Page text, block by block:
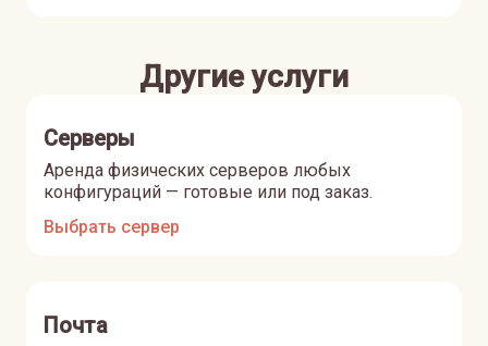
Другие услуги
Серверы
Аренда физических серверов любых
конфигураций — готовые или под заказ.
Выбрать сервер
Почта